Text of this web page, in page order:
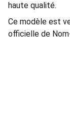
haute qualité.
Ce modèle est
officielle de